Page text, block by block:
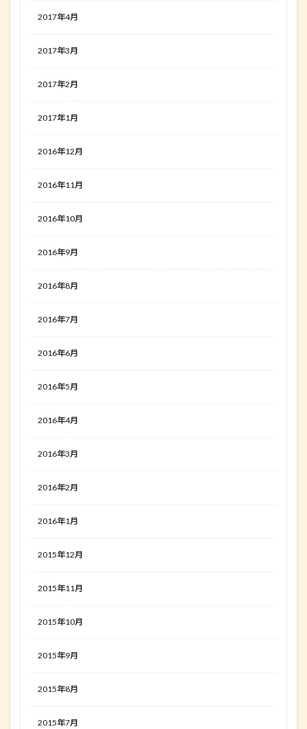
2017年4月
2017年3月
2017年2月
2017年1月
2016年12月
2016年11月
2016年10月
2016年9月
2016年8月
2016年7月
2016年6月
2016年5月
2016年4月
2016年3月
2016年2月
2016年1月
2015年12月
2015年11月
2015年10月
2015年9月
2015年8月
2015年7月